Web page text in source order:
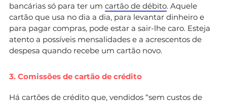
bancárias só para ter um cartão de débito. Aquele
cartão que usa no dia a dia, para levantar dinheiro e
para pagar compras, pode estar a sair-lhe caro. Esteja
atento a possíveis mensalidades e a acrescentos de
despesa quando recebe um cartão novo.
3. Comissões de cartão de crédito
Há cartões de crédito que, vendidos “sem custos de